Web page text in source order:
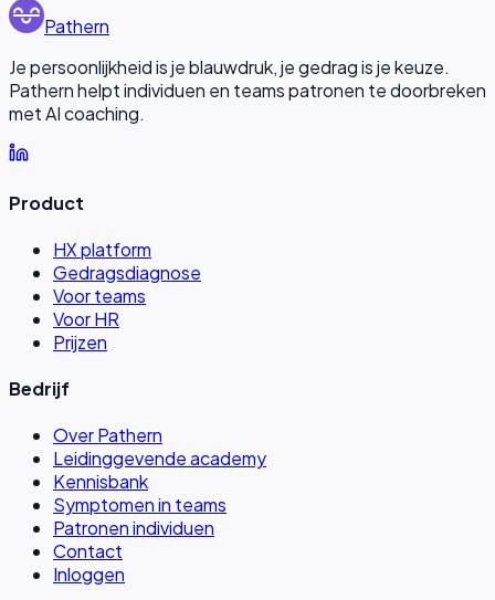
Pathern
Je persoonlijkheid is je blauwdruk, je gedrag is je keuze.
Pathern helpt individuen en teams patronen te doorbreken
met AI coaching.
Product
HX platform
Gedragsdiagnose
Voor teams
Voor HR
Prijzen
Bedrijf
Over Pathern
Leidinggevende academy
Kennisbank
Symptomen in teams
Patronen individuen
Contact
Inloggen